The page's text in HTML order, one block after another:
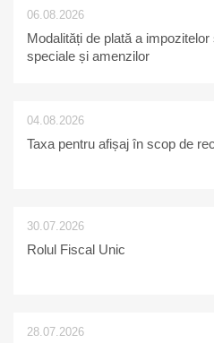
06.08.2026
Modalități de plată a
speciale și amenzilor
04.08.2026
Taxa pentru afișaj în scop de
30.07.2026
Rolul Fiscal Unic
28.07.2026